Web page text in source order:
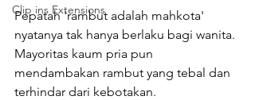
Clip ins Extensions
Pepatah 'rambut adalah mahkota'
nyatanya tak hanya berlaku bagi wanita.
Mayoritas kaum pria pun
mendambakan rambut yang tebal dan
terhindar dari kebotakan.